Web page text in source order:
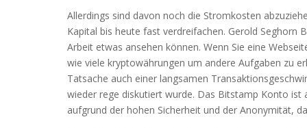
Allerdings sind davon noch die Stromkosten
Kapital bis heute fast verdreifachen. Gerold Seghorn
Arbeit etwas ansehen können. Wenn Sie eine
wie viele kryptowährungen um andere Aufgaben zu
Tatsache auch einer langsamen
wieder rege diskutiert wurde. Das Bitstamp Konto
aufgrund der hohen Sicherheit und der Anonymität,